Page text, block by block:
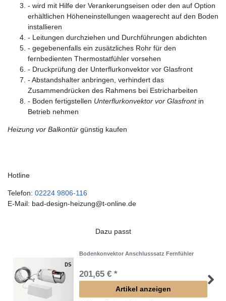
- wird mit Hilfe der Verankerungseisen oder den auf Option
erhältlichen Höheneinstellungen waagerecht auf den Boden
installieren
- Leitungen durchziehen und Durchführungen abdichten
- gegebenenfalls ein zusätzliches Rohr für den
fernbedienten Thermostatfühler vorsehen
- Druckprüfung der Unterflurkonvektor vor Glasfront
- Abstandshalter anbringen, verhindert das
Zusammendrücken des Rahmens bei Estricharbeiten
- Boden fertigstellen Unterflurkonvektor vor Glasfrontin
Betrieb nehmen
Heizung vor Balkontür günstig kaufen
Hotline
Telefon: 02224 9806-116
E-Mail: bad-design-heizung@t-online.de
Dazu passt
Bodenkonvektor Anschlusssatz Fernfühler
201,65 € *
Artikel anzeigen